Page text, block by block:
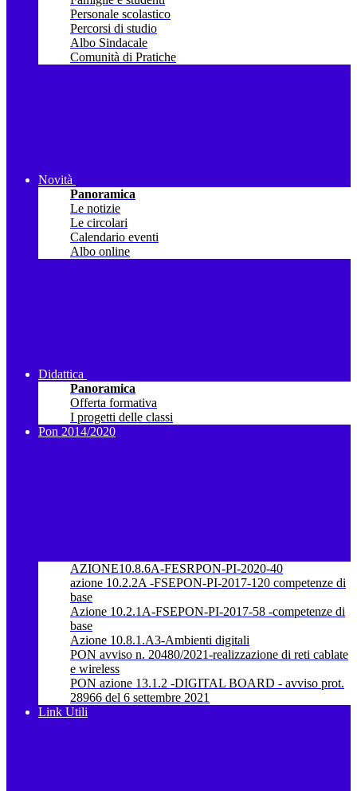
Personale scolastico
Percorsi di studio
Albo Sindacale
Comunità di Pratiche
Novità
Panoramica
Le notizie
Le circolari
Calendario eventi
Albo online
Didattica
Panoramica
Offerta formativa
I progetti delle classi
Pon 2014/2020
AZIONE10.8.6A-FESRPON-PI-2020-40
azione 10.2.2A -FSEPON-PI-2017-120 competenze di
base
Azione 10.2.1A-FSEPON-PI-2017-58 -competenze di
base
Azione 10.8.1.A3-Ambienti digitali
PON avviso n. 20480/2021-realizzazione di reti cablate
e wireless
PON azione 13.1.2 -DIGITAL BOARD - avviso prot.
28966 del 6 settembre 2021
Link Utili